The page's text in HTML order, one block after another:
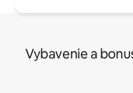
Vybavenie a